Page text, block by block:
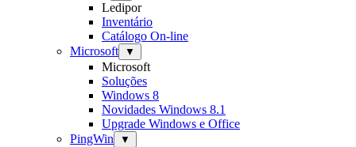
Ledipor
Inventário
Catálogo On-line
Microsoft
▼
Microsoft
Soluções
Windows 8
Novidades Windows 8.1
Upgrade Windows e Office
PingWin
▼